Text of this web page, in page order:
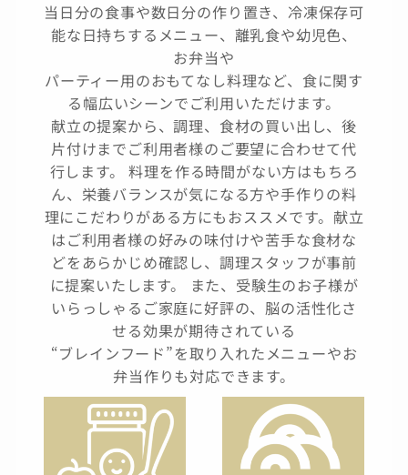
当日分の食事や数日分の作り置き、冷凍保存可
能な日持ちするメニュー、離乳食や幼児色、
お弁当や
パーティー用のおもてなし料理など、食に関す
る幅広いシーンでご利用いただけます。
献立の提案から、調理、食材の買い出し、後
片付けまでご利用者様のご要望に合わせて代
行します。 料理を作る時間がない方はもちろ
ん、栄養バランスが気になる方や手作りの料
理にこだわりがある方にもおススメです。献立
はご利用者様の好みの味付けや苦手な食材な
どをあらかじめ確認し、調理スタッフが事前
に提案いたします。 また、受験生のお子様が
いらっしゃるご家庭に好評の、脳の活性化さ
せる効果が期待されている
“ブレインフード”を取り入れたメニューやお
弁当作りも対応できます。